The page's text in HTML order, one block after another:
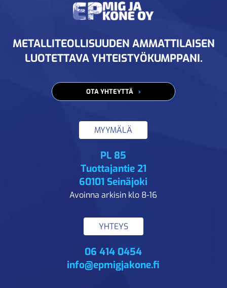
METALLITEOLLISUUDEN AMMATTILAISEN
LUOTETTAVA YHTEISTYÖKUMPPANI.
OTA YHTEYTTÄ
MYYMÄLÄ
PL 85
Tuottajantie 21
60101 Seinäjoki
Avoinna arkisin klo 8-16
YHTEYS
06 414 0454
info@epmigjakone.fi